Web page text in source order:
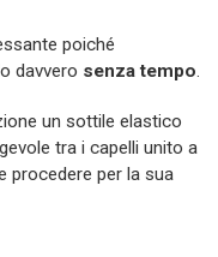
poiché
davvero senza tempo.
un sottile elastico
tra i capelli unito a
procedere per la sua